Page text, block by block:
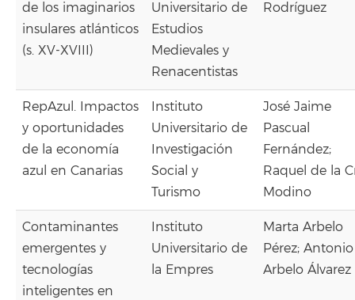
de los imaginarios
insulares atlánticos
(s. XV-XVIII)
Universitario de
Estudios
Medievales y
Renacentistas
Rodríguez
RepAzul. Impactos
y oportunidades
de la economía
azul en Canarias
Instituto
Universitario de
Investigación
Social y
Turismo
José Jaime
Pascual
Fernández;
Raquel de la
Modino
Contaminantes
emergentes y
tecnologías
inteligentes en
Instituto
Universitario de
la Empres
Marta Arbelo
Pérez; Antonio
Arbelo Álvarez